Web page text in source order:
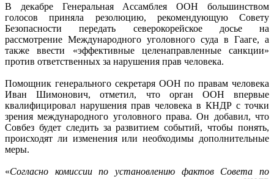
В декабре Генеральная Ассамблея ООН большинством
голосов приняла резолюцию, рекомендующую Совету
Безопасности передать северокорейское досье на
рассмотрение Международного уголовного суда в Гааге, а
также ввести «эффективные целенаправленные санкции»
против ответственных за нарушения прав человека.
Помощник генерального секретаря ООН по правам человека
Иван Шимонович, отметил, что орган ООН впервые
квалифицировал нарушения прав человека в КНДР с точки
зрения международного уголовного права. Он добавил, что
Совбез будет следить за развитием событий, чтобы понять,
происходят ли изменения или необходимы дополнительные
меры.
«Согласно комиссии по установлению фактов Совета по